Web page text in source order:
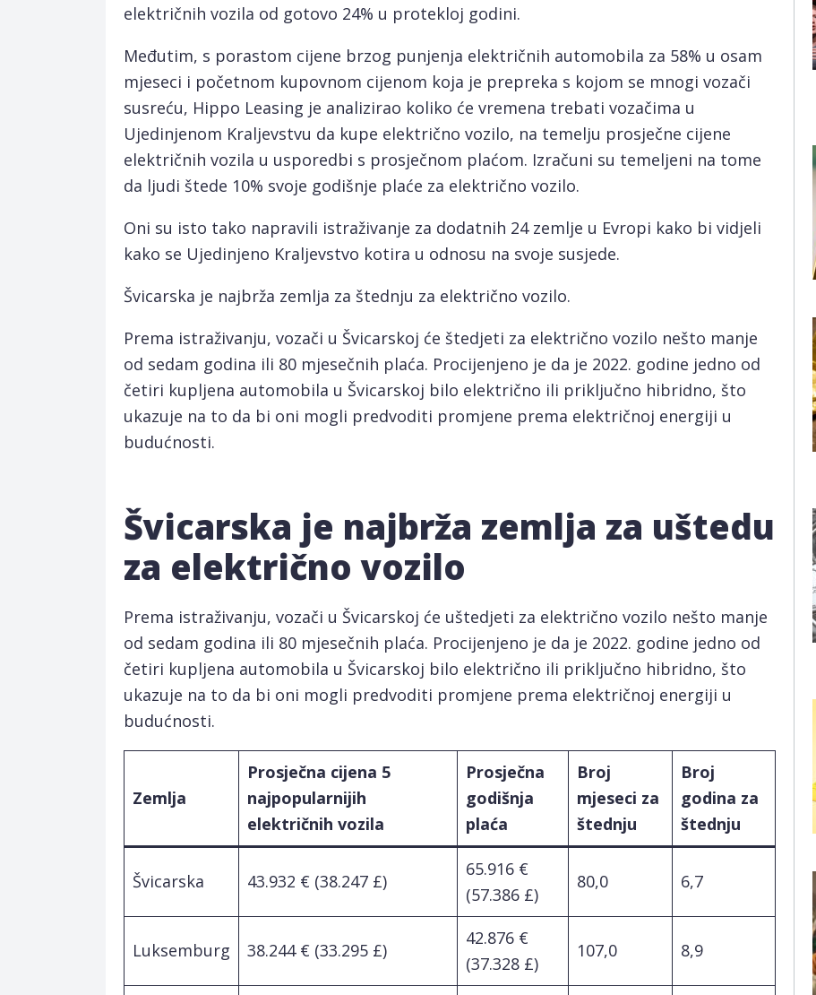
električnih vozila od gotovo 24% u protekloj godini.
Međutim, s porastom cijene brzog punjenja električnih automobila za 58% u osam
mjeseci i početnom kupovnom cijenom koja je prepreka s kojom se mnogi vozači
susreću, Hippo Leasing je analizirao koliko će vremena trebati vozačima u
Ujedinjenom Kraljevstvu da kupe električno vozilo, na temelju prosječne cijene
električnih vozila u usporedbi s prosječnom plaćom. Izračuni su temeljeni na tome
da ljudi štede 10% svoje godišnje plaće za električno vozilo.
Oni su isto tako napravili istraživanje za dodatnih 24 zemlje u Evropi kako bi vidjeli
kako se Ujedinjeno Kraljevstvo kotira u odnosu na svoje susjede.
Švicarska je najbrža zemlja za štednju za električno vozilo.
Prema istraživanju, vozači u Švicarskoj će štedjeti za električno vozilo nešto manje
od sedam godina ili 80 mjesečnih plaća. Procijenjeno je da je 2022. godine jedno od
četiri kupljena automobila u Švicarskoj bilo električno ili priključno hibridno, što
ukazuje na to da bi oni mogli predvoditi promjene prema električnoj energiji u
budućnosti.
Švicarska je najbrža zemlja za uštedu
za električno vozilo
Prema istraživanju, vozači u Švicarskoj će uštedjeti za električno vozilo nešto manje
od sedam godina ili 80 mjesečnih plaća. Procijenjeno je da je 2022. godine jedno od
četiri kupljena automobila u Švicarskoj bilo električno ili priključno hibridno, što
ukazuje na to da bi oni mogli predvoditi promjene prema električnoj energiji u
budućnosti.
Zemlja
Prosječna cijena 5
najpopularnijih
električnih vozila
Prosječna
godišnja
plaća
Broj
mjeseci za
štednju
Broj
godina za
štednju
Švicarska 43.932 € (38.247 £)
65.916 €
(57.386 £)
80,0 6,7
Luksemburg 38.244 € (33.295 £)
42.876 €
(37.328 £)
107,0 8,9